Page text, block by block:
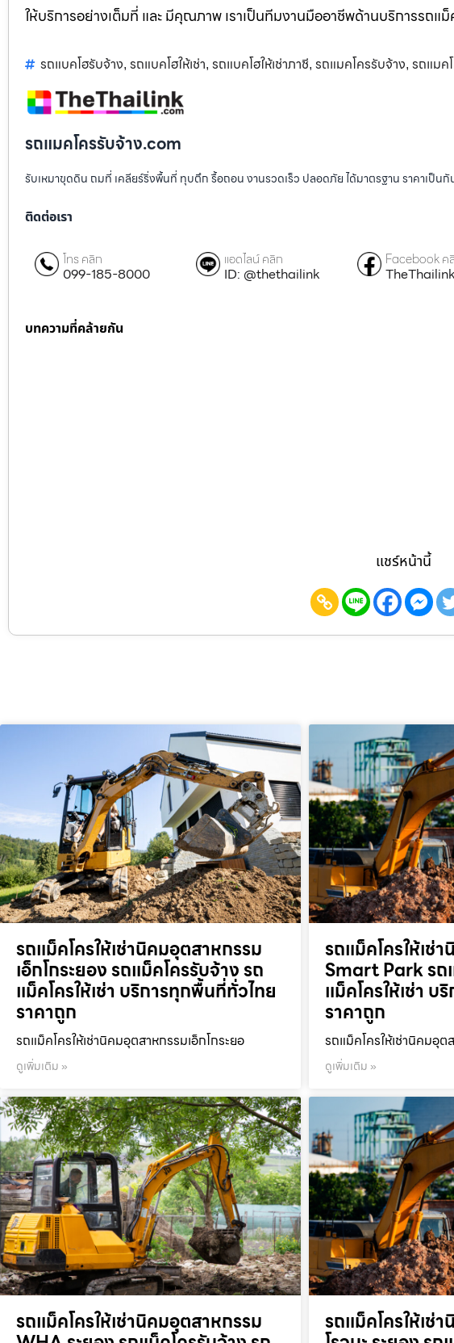
ให้บริการอย่างเต็มที่ และ มีคุณภาพ เราเป็นทีมงานมืออาชีพด้านบริการรถแม็
รถแบคโฮรับจ้าง, รถแบคโฮให้เช่า, รถแบคโฮให้เช่าภาชี, รถแมคโครรับจ้าง, รถแมค
รถแมคโครรับจ้าง.com
รับเหมาขุดดิน ถมที่ เคลียร์ริ่งพื้นที่ ทุบตึก รื้อถอน งานรวดเร็ว ปลอดภัย ได้มาตรฐาน ราคาเป็นกั
ติดต่อเรา
โทร คลิก
099-185-8000
แอดไลน์ คลิก
ID: @thethailink
Facebook ค
บทความที่คล้ายกัน
แชร์หน้านี้
รถแม็คโครให้เช่านิคมอุตสาหกรรม
เอ็กโกระยอง รถแม็คโครรับจ้าง รถ
แม็คโครให้เช่า บริการทุกพื้นที่ทั่วไทย
ราคาถูก
รถแม็คโครให้เช่านิคมอุตสาหกรรมเอ็กโกระยอ
ดูเพิ่มเติม »
รถแม็คโครให้เช่
Smart Park รถ
แม็คโครให้เช่า
ราคาถูก
รถแม็คโครให้เช่านิคมอุ
ดูเพิ่มเติม »
รถแม็คโครให้เช่านิคมอุตสาหกรรม รถแม็คโครให้เช่